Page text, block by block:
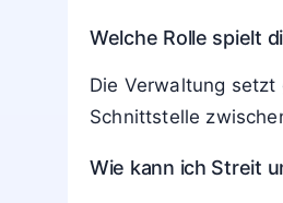
Welche Rolle spielt
Die Verwaltung
Schnittstelle
Wie kann ich Streit